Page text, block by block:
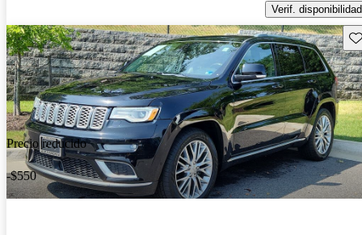
Verif. disponibilidad
Precio reducido
-$550